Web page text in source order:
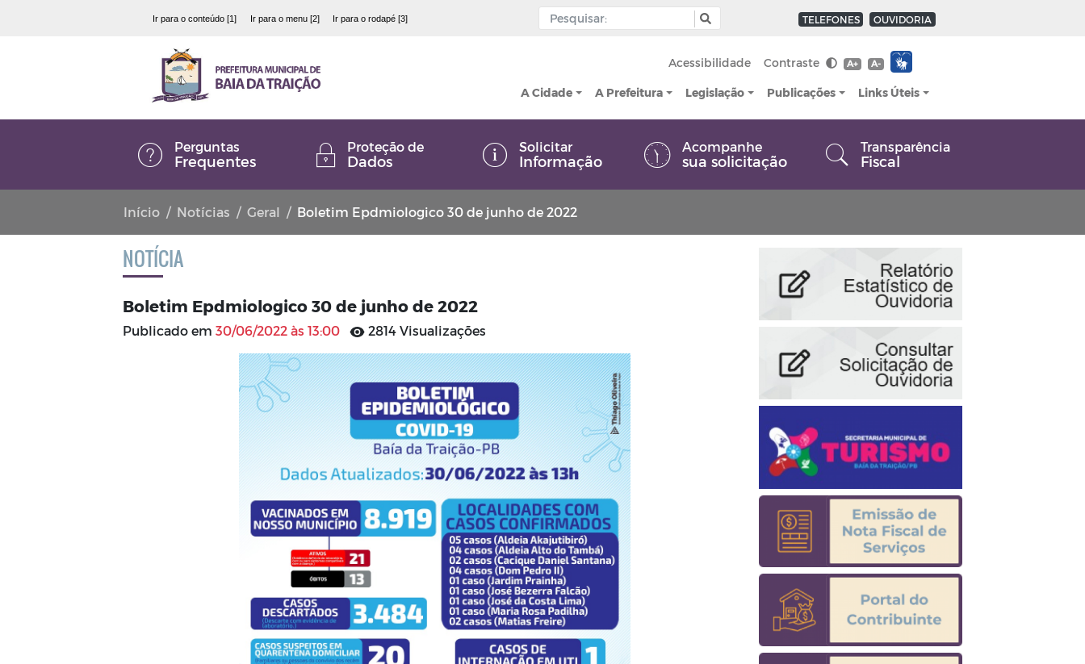
Ir para o conteúdo [1] Ir para o menu [2] Ir para o rodapé [3] TELEFONES OUVIDORIA
Acessibilidade Contraste A+ A-
A Cidade A Prefeitura Legislação Publicações Links Úteis
Perguntas
Frequentes
Proteção de
Dados
Solicitar
Informação
Acompanhe
sua solicitação
Transparência
Fiscal
Início Notícias Geral Boletim Epdmiologico 30 de junho de 2022
NOTÍCIA
Boletim Epdmiologico 30 de junho de 2022
Publicado em 30/06/2022 às 13:00 2814 Visualizações